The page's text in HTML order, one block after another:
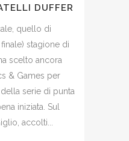
DUFFER
quello di
stagione di
scelto ancora
& Games per
serie di punta
iniziata. Sul
accolti...